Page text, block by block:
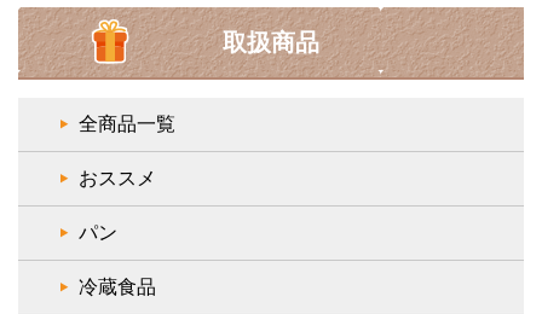
取扱商品
全商品一覧
おススメ
パン
冷蔵食品